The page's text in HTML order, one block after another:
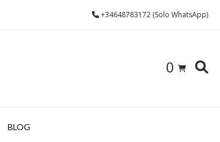
+34648783172 (Solo WhatsApp)
0
BLOG